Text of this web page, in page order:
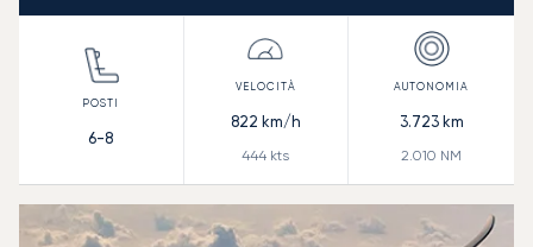
6-8
822 km/h
444 kts
3.723km
2.010 NM